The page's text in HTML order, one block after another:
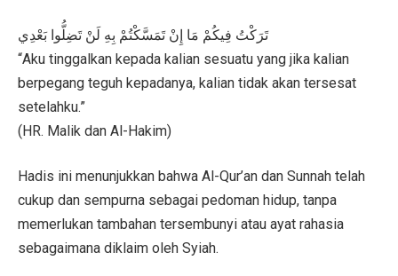
تَرَكْتُ فِيكُمْ مَا إِنْ تَمَسَّكْتُمْ بِهِ لَنْ تَضِلُّوا بَعْدِي
“Aku tinggalkan kepada kalian sesuatu yang jika kalian
berpegang teguh kepadanya, kalian tidak akan tersesat
setelahku.”
(HR. Malik dan Al-Hakim)
Hadis ini menunjukkan bahwa Al-Qur’an dan Sunnah telah
cukup dan sempurna sebagai pedoman hidup, tanpa
memerlukan tambahan tersembunyi atau ayat rahasia
sebagaimana diklaim oleh Syiah.